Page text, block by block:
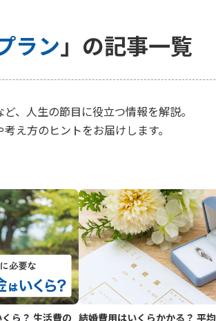
ラン 」の記事一覧
、人生の節目に役立つ情報を解説。
え方のヒントをお届けします。
ら？ 生活費の 結婚費用はいくらかかる？ 平